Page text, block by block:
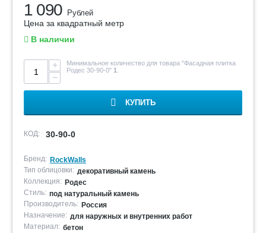
1 090 Рублей
Цена за квадратный метр
В наличии
+
−
Минимальное количество для товара "Фасадная плитка
Родес 30-90-0" 1
КУПИТЬ
КОД: 30-90-0
Бренд: RockWalls
Тип облицовки: декоративный камень
Коллекция: Родес
Стиль: под натуральный камень
Производитель: Россия
Назначение: для наружных и внутренних работ
Материал: бетон